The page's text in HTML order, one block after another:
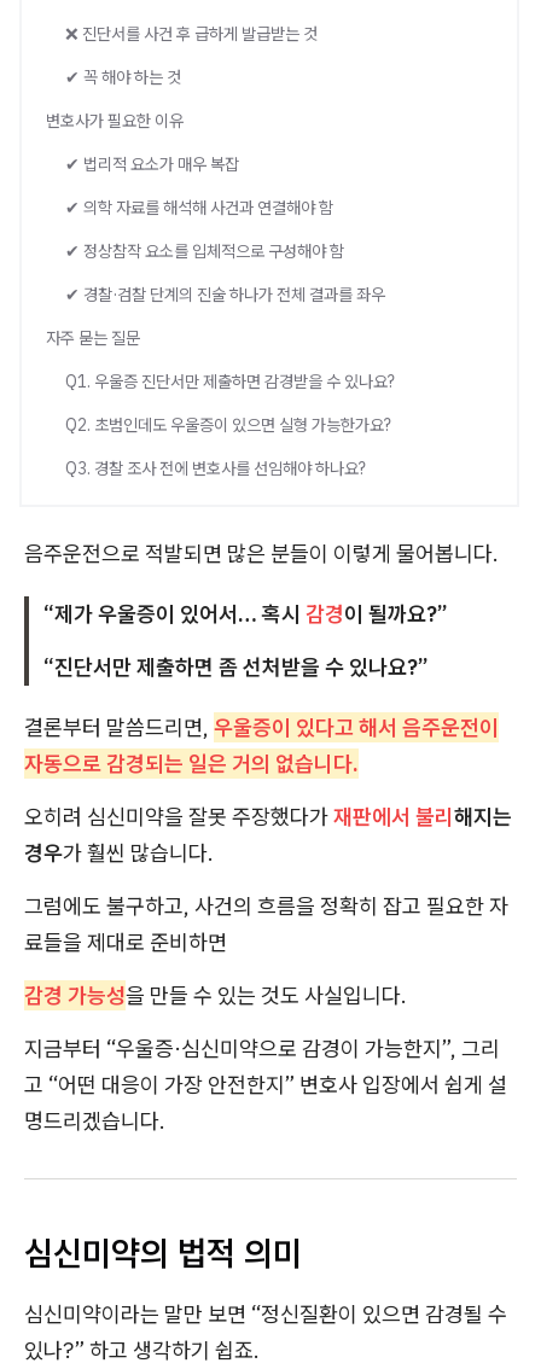
❌ 진단서를 사건 후 급하게 발급받는 것
✔ 꼭 해야 하는 것
변호사가 필요한 이유
✔ 법리적 요소가 매우 복잡
✔ 의학 자료를 해석해 사건과 연결해야 함
✔ 정상참작 요소를 입체적으로 구성해야 함
✔ 경찰·검찰 단계의 진술 하나가 전체 결과를 좌우
자주 묻는 질문
Q1. 우울증 진단서만 제출하면 감경받을 수 있나요?
Q2. 초범인데도 우울증이 있으면 실형 가능한가요?
Q3. 경찰 조사 전에 변호사를 선임해야 하나요?
음주운전으로 적발되면 많은 분들이 이렇게 물어봅니다.
“제가 우울증이 있어서… 혹시 감경이 될까요?”
“진단서만 제출하면 좀 선처받을 수 있나요?”
결론부터 말씀드리면, 우울증이 있다고 해서 음주운전이
자동으로 감경되는 일은 거의 없습니다.
오히려 심신미약을 잘못 주장했다가재판에서 불리해지는
경우가 훨씬 많습니다.
그럼에도 불구하고, 사건의 흐름을 정확히 잡고 필요한 자
료들을 제대로 준비하면
감경 가능성을 만들 수 있는 것도 사실입니다.
지금부터 “우울증·심신미약으로 감경이 가능한지”, 그리
고 “어떤 대응이 가장 안전한지” 변호사 입장에서 쉽게 설
명드리겠습니다.
심신미약의 법적 의미
심신미약이라는 말만 보면 “정신질환이 있으면 감경될 수
있나?” 하고 생각하기 쉽죠.